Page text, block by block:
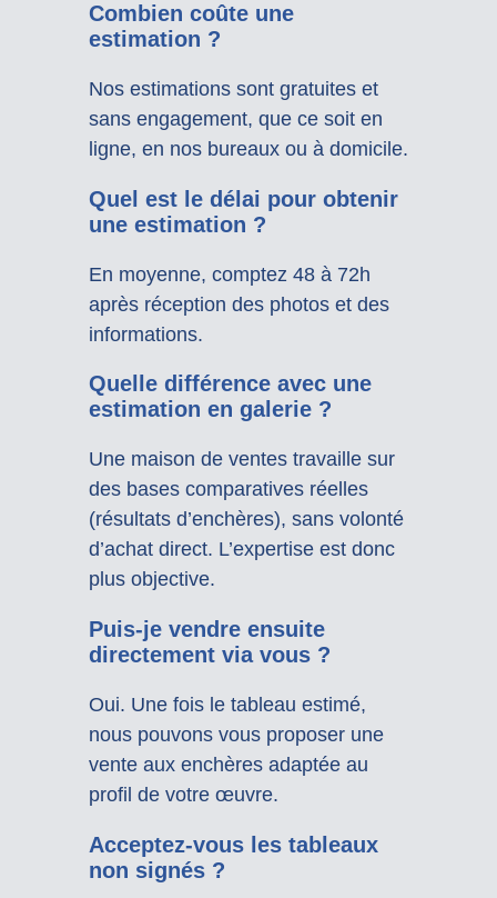
Combien coûte une
estimation ?
Nos estimations sont gratuites et
sans engagement, que ce soit en
ligne, en nos bureaux ou à domicile.
Quel est le délai pour obtenir
une estimation ?
En moyenne, comptez 48 à 72h
après réception des photos et des
informations.
Quelle différence avec une
estimation en galerie ?
Une maison de ventes travaille sur
des bases comparatives réelles
(résultats d’enchères), sans volonté
d’achat direct. L’expertise est donc
plus objective.
Puis-je vendre ensuite
directement via vous ?
Oui. Une fois le tableau estimé,
nous pouvons vous proposer une
vente aux enchères adaptée au
profil de votre œuvre.
Acceptez-vous les tableaux
non signés ?